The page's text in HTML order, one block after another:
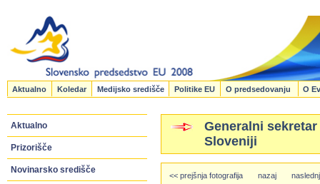
Aktualno Koledar Medijsko središče Politike EU O predsedovanju O
Aktualno
Prizorišče
Novinarsko središče
Generalni
Sloveniji
<< prejšnja fotografija nazaj